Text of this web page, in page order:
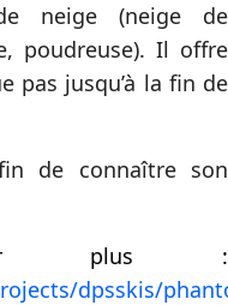
neige (neige de
poudreuse). Il offre
pas jusqu’à la fin de
de connaître son
plus :
dpsskis/